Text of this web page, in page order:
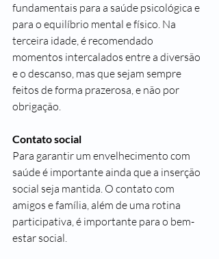
fundamentais para a saúde psicológica e
para o equilíbrio mental e físico. Na
terceira idade, é recomendado
momentos intercalados entre a diversão
e o descanso, mas que sejam sempre
feitos de forma prazerosa, e não por
obrigação.
Contato social
Para garantir um envelhecimento com
saúde é importante ainda que a inserção
social seja mantida. O contato com
amigos e família, além de uma rotina
participativa, é importante para o bem-
estar social.